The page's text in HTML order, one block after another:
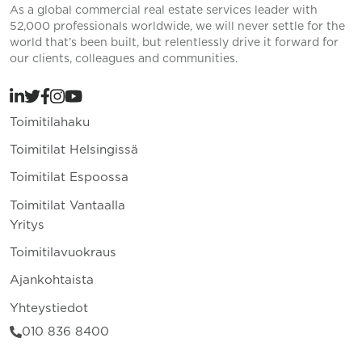
As a global commercial real estate services leader with
52,000 professionals worldwide, we will never settle for the
world that’s been built, but relentlessly drive it forward for
our clients, colleagues and communities.
Toimitilahaku
Toimitilat Helsingissä
Toimitilat Espoossa
Toimitilat Vantaalla
Yritys
Toimitilavuokraus
Ajankohtaista
Yhteystiedot
010 836 8400